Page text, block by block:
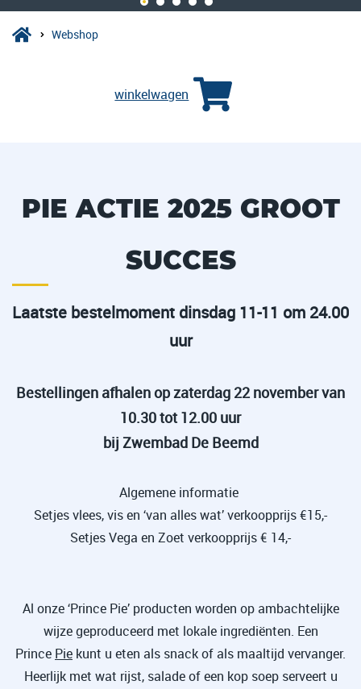
Webshop
winkelwagen
PIE ACTIE 2025 GROOT
SUCCES
Laatste bestelmoment dinsdag 11-11 om 24.00
uur
Bestellingen afhalen op zaterdag 22 november van
10.30 tot 12.00 uur
bij Zwembad De Beemd
Algemene informatie
Setjes vlees, vis en ‘van alles wat’ verkoopprijs €15,-
Setjes Vega en Zoet verkoopprijs € 14,-
Al onze ‘Prince Pie’ producten worden op ambachtelijke
wijze geproduceerd met lokale ingrediënten. Een
Prince Pie kunt u eten als snack of als maaltijd vervanger.
Heerlijk met wat rijst, salade of een kop soep serveert u